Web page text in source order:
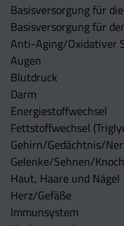
Basisversorgung für
Basisversorgung für
Anti-Aging/Oxidativer
Augen
Blutdruck
Darm
Energiestoffwechsel
Fettstoffwechsel
Gehirn/Gedächtnis/
Gelenke/Sehnen/
Haut, Haare und Nägel
Herz/Gefäße
Immunsystem